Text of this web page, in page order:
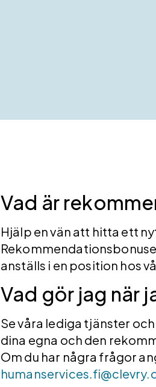
Vad är
Hjälp en vän att hitta ett
anställs i en position hos
Vad gör jag när
Se våra lediga tjänster
dina egna och den
Om du har några frågor